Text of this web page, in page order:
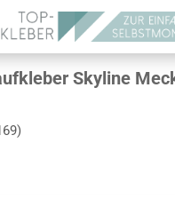
Skyline
)